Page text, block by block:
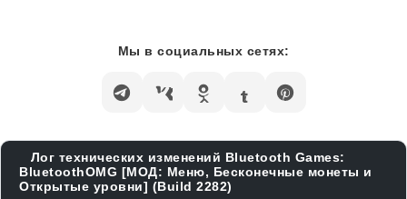
Мы в социальных сетях:
Лог технических изменений Bluetooth Games:
BluetoothOMG [МОД: Меню, Бесконечные монеты и
Открытые уровни] (Build 2282)